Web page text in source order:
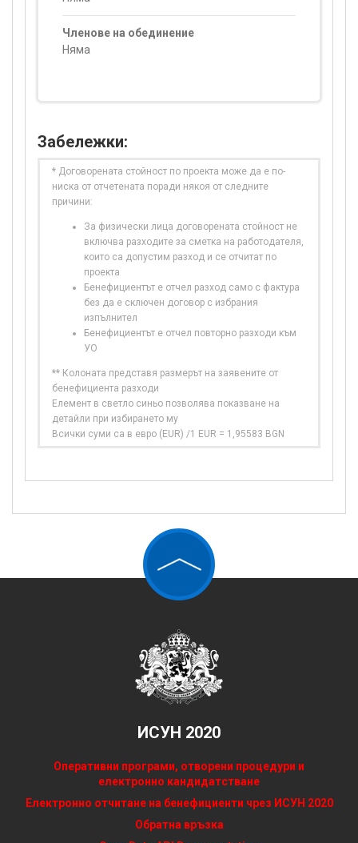
Членове на обединение
Няма
Забележки:
* Договорената стойност по проекта може да е по-
ниска от отчетената поради някоя от следните
причини:
За физически лица договорената стойност не
включва разходите за сметка на работодателя,
които са допустим разход и се отчитат по
проекта
Бенефициентът е отчел разход само с фактура
без да е сключен договор с избрания
изпълнител
Бенефициентът е отчел повторно разходи към
УО
** Колоната представя размерът на заявените от
бенефициента разходи
Елемент в светло синьо позволява показване на
детайли при избирането му
Всички суми са в евро (EUR) /1 EUR = 1,95583 BGN
ИСУН 2020
Оперативни програми, отворени процедури и
електронно кандидатстване
Електронно отчитане на бенефициенти чрез ИСУН 2020
Обратна връзка